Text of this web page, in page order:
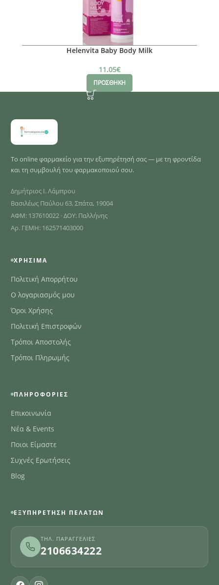
Helenvita Baby Body Milk
11.05€
ΠΡΟΣΘΗΚΗ
Το online φαρμακείο για την εξυπηρέτησή σας — με τη φροντίδα
και τη συμβουλή του φαρμακοποιού σου.
Δημήτριος Ι. Λάμπρου
Βασιλέως Παύλου 63, Σπάτα, 19004
ΑΦΜ: 137610022 · ΔΟΥ: Παλλήνης
Αρ. ΓΕΜΗ: 162571403000
ΧΡΉΣΙΜΑ
Πολιτική Απορρήτου
Ο λογαριασμός μου
Όροι Χρήσης
Πολιτική Επιστροφών
Τρόποι Αποστολής
Τρόποι Πληρωμής
ΠΛΗΡΟΦΟΡΊΕΣ
Επικοινωνία
Νέα & Events
Ποιοι Είμαστε
Συχνές Ερωτήσεις
Blog
ΕΞΥΠΗΡΈΤΗΣΗ ΠΕΛΑΤΏΝ
ΤΗΛ. ΠΑΡΑΓΓΕΛΊΕΣ
2106634222